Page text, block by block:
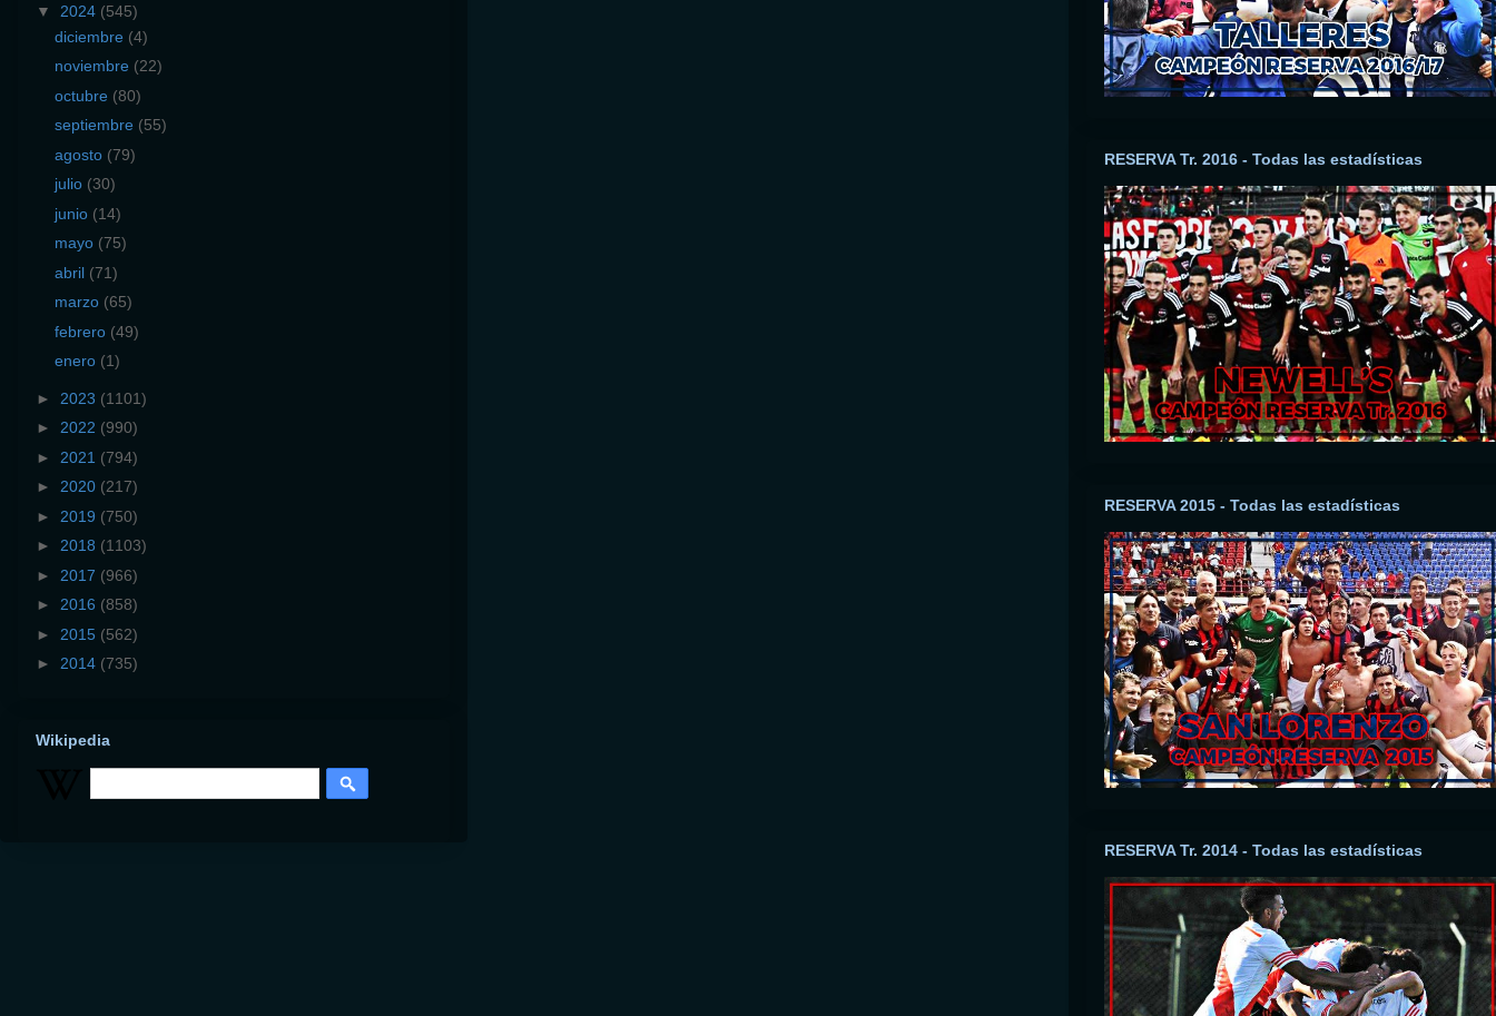
▼ 2024 (545)
diciembre (4)
noviembre (22)
octubre (80)
septiembre (55)
agosto (79)
julio (30)
junio (14)
mayo (75)
abril (71)
marzo (65)
febrero (49)
enero (1)
► 2023 (1101)
► 2022 (990)
► 2021 (794)
► 2020 (217)
► 2019 (750)
► 2018 (1103)
► 2017 (966)
► 2016 (858)
► 2015 (562)
► 2014 (735)
Wikipedia
RESERVA Tr. 2016 - Todas las estadísticas
RESERVA 2015 - Todas las estadísticas
RESERVA Tr. 2014 - Todas las estadísticas